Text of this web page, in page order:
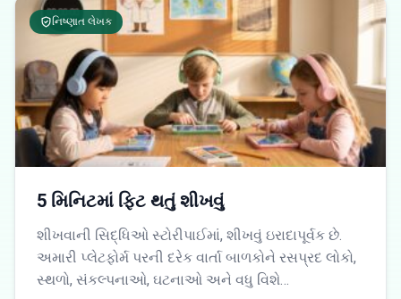
નિષ્ણાત લેખક
5 મિનિટમાં ફિટ થતું શીખવું
શીખવાની સિદ્ધિઓ સ્ટોરીપાઈમાં, શીખવું ઇરાદાપૂર્વક છે.
અમારી પ્લેટફોર્મ પરની દરેક વાર્તા બાળકોને રસપ્રદ લોકો,
સ્થળો, સંકલ્પનાઓ, ઘટનાઓ અને વધુ વિશે…